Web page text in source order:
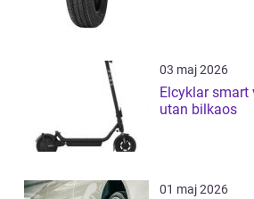
03 maj 2026
Elcyklar smart vardagskörning
utan bilkaos
01 maj 2026